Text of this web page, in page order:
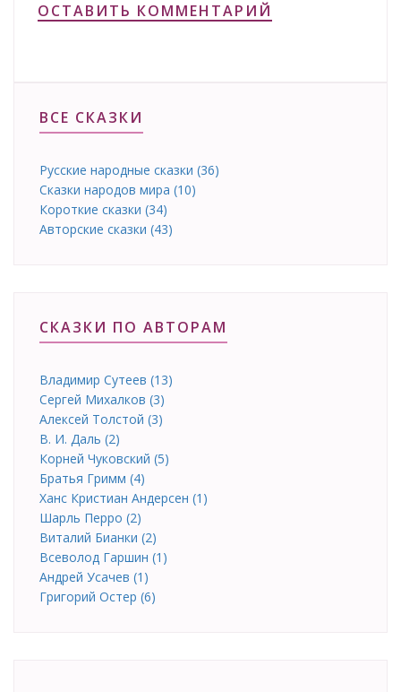
ОСТАВИТЬ КОММЕНТАРИЙ
ВСЕ СКАЗКИ
Русские народные сказки (36)
Сказки народов мира (10)
Короткие сказки (34)
Авторские сказки (43)
СКАЗКИ ПО АВТОРАМ
Владимир Сутеев (13)
Сергей Михалков (3)
Алексей Толстой (3)
В. И. Даль (2)
Корней Чуковский (5)
Братья Гримм (4)
Ханс Кристиан Андерсен (1)
Шарль Перро (2)
Виталий Бианки (2)
Всеволод Гаршин (1)
Андрей Усачев (1)
Григорий Остер (6)